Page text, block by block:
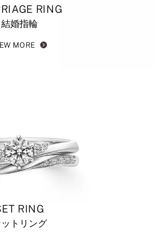
RING
結婚指輪
MORE
RING
ットリング